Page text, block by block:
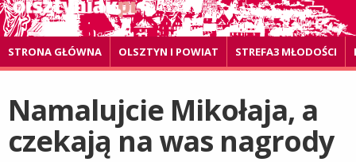
STRONA GŁÓWNA OLSZTYN I POWIAT STREFA3 MŁODOŚCI
Namalujcie Mikołaja, a
czekają na was nagrody